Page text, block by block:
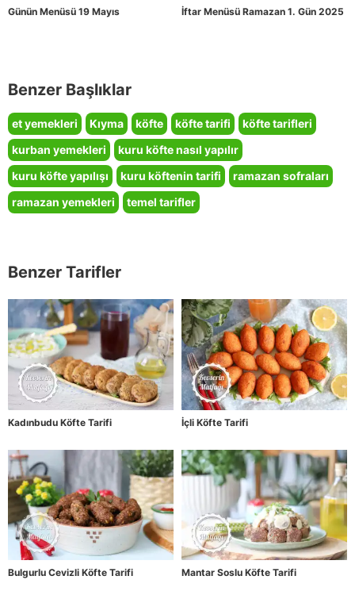
Günün Menüsü 19 Mayıs İftar Menüsü Ramazan 1. Gün 2025
Benzer Başlıklar
et yemekleri Kıyma köfte köfte tarifi
köfte tarifleri
kurban yemekleri
kuru köfte nasıl yapılır
kuru köfte yapılışı
kuru köftenin tarifi
ramazan sofraları
ramazan yemekleri
temel tarifler
Benzer Tarifler
Kadınbudu Köfte Tarifi İçli Köfte Tarifi
Bulgurlu Cevizli Köfte Tarifi Mantar Soslu Köfte Tarifi